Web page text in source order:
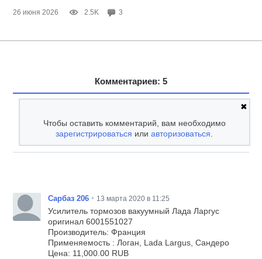
26 июня 2026 2.5K 3
Комментариев: 5
✖
Чтобы оставить комментарий, вам необходимо
зарегистрироваться илиавторизоваться.
Сарбаз 206 • 13 марта 2020 в 11:25
Усилитель тормозов вакуумный Лада Ларгус
оригинал 6001551027
Производитель: Франция
Применяемость : Логан, Lada Largus, Сандеро
Цена: 11,000.00 RUB